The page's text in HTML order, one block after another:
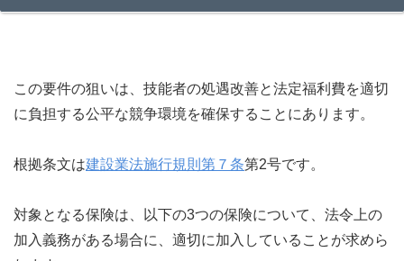
この要件の狙いは、技能者の処遇改善と法定福利費を適切
に負担する公平な競争環境を確保することにあります。
根拠条文は建設業法施行規則第７条第2号です。
対象となる保険は、以下の3つの保険について、法令上の
加入義務がある場合に、適切に加入していることが求めら